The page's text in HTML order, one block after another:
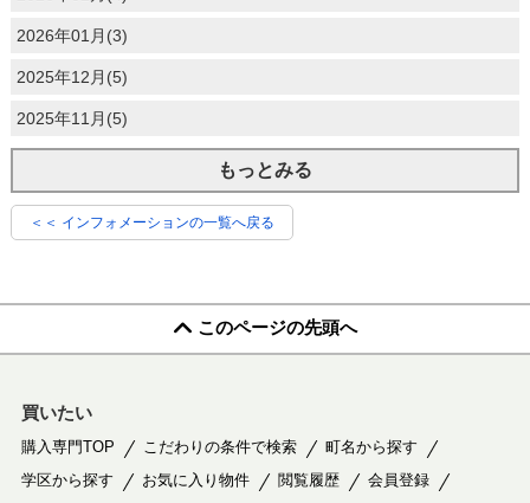
2026年01月(3)
2025年12月(5)
2025年11月(5)
もっとみる
＜＜ インフォメーションの一覧へ戻る
このページの先頭へ
買いたい
購入専門TOP こだわりの条件で検索
町名から探す
学区から探す
お気に入り物件 閲覧履歴
会員登録